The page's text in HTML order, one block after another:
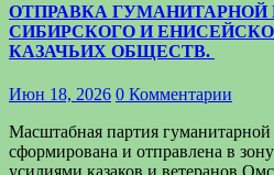
ОТПРАВКА
СИБИРСКОГО И
КАЗАЧЬИХ ОБЩЕСТВ.
Июн 18, 2026 0 Комментарии
Масштабная партия
сформирована и отправлена в
усилиями казаков и ветеранов